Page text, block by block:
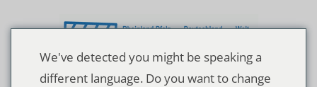
Inhalt
We've detected you might be speaking a
different language. Do you want to change